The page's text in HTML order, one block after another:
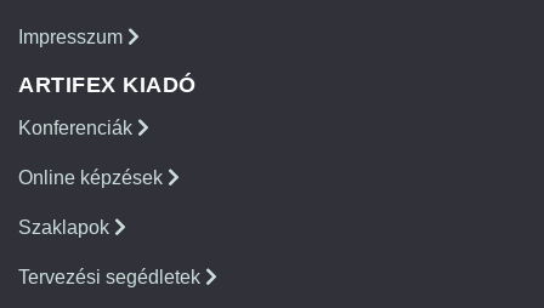
Impresszum
ARTIFEX KIADÓ
Konferenciák
Online képzések
Szaklapok
Tervezési segédletek